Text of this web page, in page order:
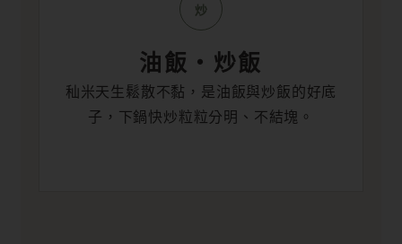
炒
油飯・炒飯
秈米天生鬆散不黏，是油飯與炒飯的好底
子，下鍋快炒粒粒分明、不結塊。